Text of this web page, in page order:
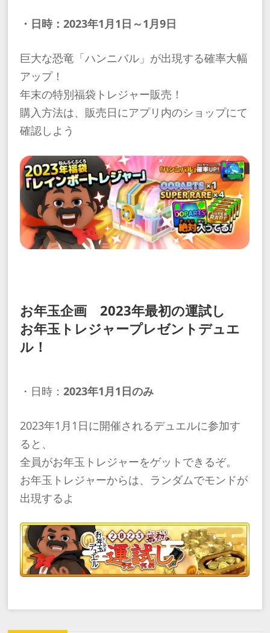
・日時：2023年1月1日～1月9日
巨大な恐竜「ハンニバル」が出現する確率大幅
アップ！
年末の特別福袋トレジャー販売！
購入方法は、販売日にアプリ内のショップにて
確認しよう
お年玉企画 2023年最初の運試し
お年玉トレジャープレゼントデュエ
ル！
・日時：2023年1月1日のみ
2023年1月1日に開催されるデュエルに参加す
ると、
全員がお年玉トレジャーをゲットできるぞ。
お年玉トレジャーからは、ランダムでモンドが
出現するよ